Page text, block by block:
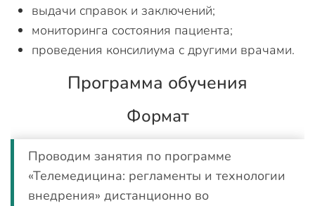
выдачи справок и заключений;
мониторинга состояния пациента;
проведения консилиума с другими врачами.
Программа обучения
Формат
Проводим занятия по программе
«Телемедицина: регламенты и технологии
внедрения» дистанционно во